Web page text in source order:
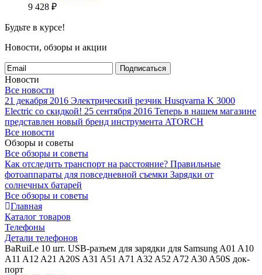
9 428 ₽
Будьте в курсе!
Новости, обзоры и акции
Подписаться
Новости
Все новости
21 декабря 2016 Электрический резчик Husqvarna K 3000
Electric со скидкой! 25 сентября 2016 Теперь в нашем магазине
представлен новый бренд инструмента ATORCH
Все новости
Обзоры и советы
Все обзоры и советы
Как отследить транспорт на расстояние? Правильные
фотоаппараты для повседневной съемки Зарядки от
солнечных батарей
Все обзоры и советы
Главная
Каталог товаров
Телефоны
Детали телефонов
BaRuiLe 10 шт. USB-разъем для зарядки для Samsung A01 A10
A11 A12 A21 A20S A31 A51 A71 A32 A52 A72 A30 A50S док-
порт